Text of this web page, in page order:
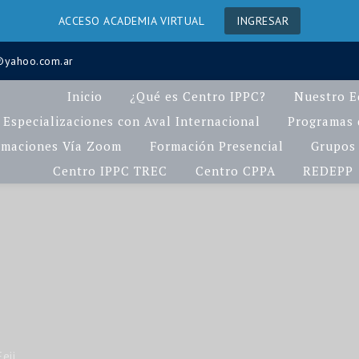
ACCESO ACADEMIA VIRTUAL INGRESAR
Inicio ¿Qué es Centro IPPC?
Nuestro
Especializaciones con Aval Internacional
Vía Zoom
Formación Presencial
Centro IPPC TREC
Centro CPPA REDEPP